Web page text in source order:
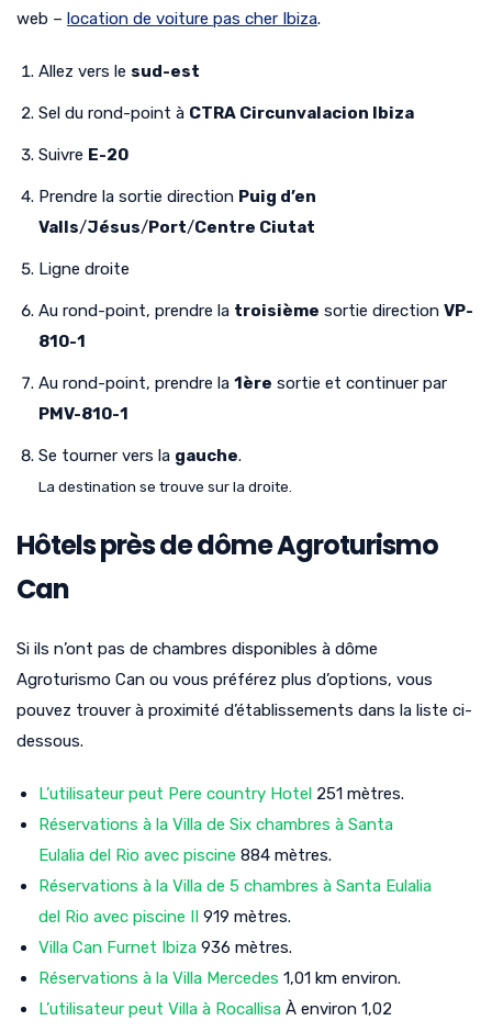
web – location de voiture pas cher Ibiza.
Allez vers le sud-est
Sel du rond-point à CTRA Circunvalacion Ibiza
Suivre E-20
Prendre la sortie direction Puig d’en
Valls/Jésus/Port/Centre Ciutat
Ligne droite
Au rond-point, prendre la troisième sortie direction VP-
810-1
Au rond-point, prendre la 1ère sortie et continuer par
PMV-810-1
Se tourner vers la gauche.
La destination se trouve sur la droite.
Hôtels près de dôme Agroturismo
Can
Si ils n’ont pas de chambres disponibles à dôme
Agroturismo Can ou vous préférez plus d’options, vous
pouvez trouver à proximité d’établissements dans la liste ci-
dessous.
L’utilisateur peut Pere country Hotel 251 mètres.
Réservations à la Villa de Six chambres à Santa
Eulalia del Rio avec piscine 884 mètres.
Réservations à la Villa de 5 chambres à Santa Eulalia
del Rio avec piscine II 919 mètres.
Villa Can Furnet Ibiza 936 mètres.
Réservations à la Villa Mercedes 1,01 km environ.
L’utilisateur peut Villa à Rocallisa À environ 1,02